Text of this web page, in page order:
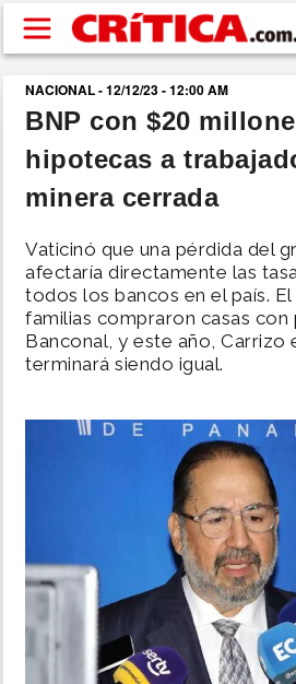
Pasar al contenido principal
buscar
SUCESOS
POLÍTICA
SHOW
MULTIMEDIA
IMPRESO
NACIONAL - 12/12/23 - 12:00 AM
BNP con $20
hipotecas a
minera cerrada
Vaticinó que una pérdida del
afectaría directamente las
todos los bancos en el país.
familias compraron casas
Banconal, y este año, Carrizo
terminará siendo igual.